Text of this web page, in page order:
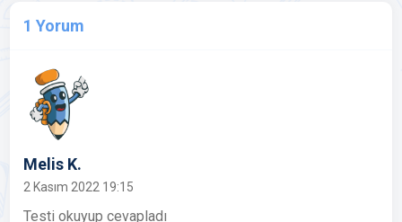
1 Yorum
Melis K.
2 Kasım 2022 19:15
Testi okuyup cevapladı